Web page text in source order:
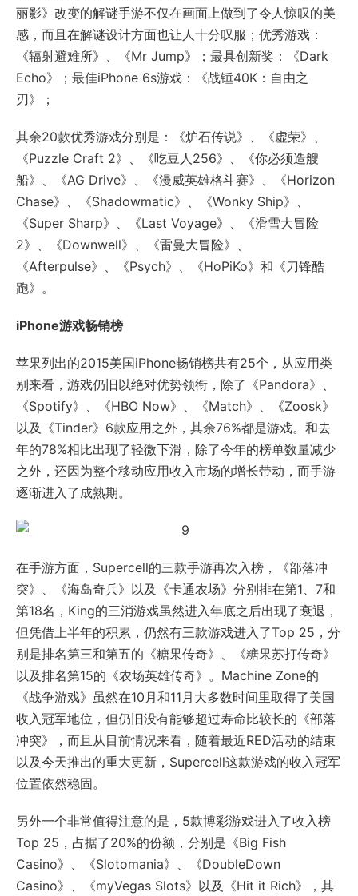
丽影》改变的解谜手游不仅在画面上做到了令人惊叹的美
感，而且在解谜设计方面也让人十分叹服；优秀游戏：
《辐射避难所》、《Mr Jump》；最具创新奖：《Dark
Echo》；最佳iPhone 6s游戏：《战锤40K：自由之
刃》；
其余20款优秀游戏分别是：《炉石传说》、《虚荣》、
《Puzzle Craft 2》、《吃豆人256》、《你必须造艘
船》、《AG Drive》、《漫威英雄格斗赛》、《Horizon
Chase》、《Shadowmatic》、《Wonky Ship》、
《Super Sharp》、《Last Voyage》、《滑雪大冒险
2》、《Downwell》、《雷曼大冒险》、
《Afterpulse》、《Psych》、《HoPiKo》和《刀锋酷
跑》。
iPhone游戏畅销榜
苹果列出的2015美国iPhone畅销榜共有25个，从应用类
别来看，游戏仍旧以绝对优势领衔，除了《Pandora》、
《Spotify》、《HBO Now》、《Match》、《Zoosk》
以及《Tinder》6款应用之外，其余76%都是游戏。和去
年的78%相比出现了轻微下滑，除了今年的榜单数量减少
之外，还因为整个移动应用收入市场的增长带动，而手游
逐渐进入了成熟期。
在手游方面，Supercell的三款手游再次入榜，《部落冲
突》、《海岛奇兵》以及《卡通农场》分别排在第1、7和
第18名，King的三消游戏虽然进入年底之后出现了衰退，
但凭借上半年的积累，仍然有三款游戏进入了Top 25，分
别是排名第三和第五的《糖果传奇》、《糖果苏打传奇》
以及排名第15的《农场英雄传奇》。Machine Zone的
《战争游戏》虽然在10月和11月大多数时间里取得了美国
收入冠军地位，但仍旧没有能够超过寿命比较长的《部落
冲突》，而且从目前情况来看，随着最近RED活动的结束
以及今天推出的重大更新，Supercell这款游戏的收入冠军
位置依然稳固。
另外一个非常值得注意的是，5款博彩游戏进入了收入榜
Top 25，占据了20%的份额，分别是《Big Fish
Casino》、《Slotomania》、《DoubleDown
Casino》、《myVegas Slots》以及《Hit it Rich》，其